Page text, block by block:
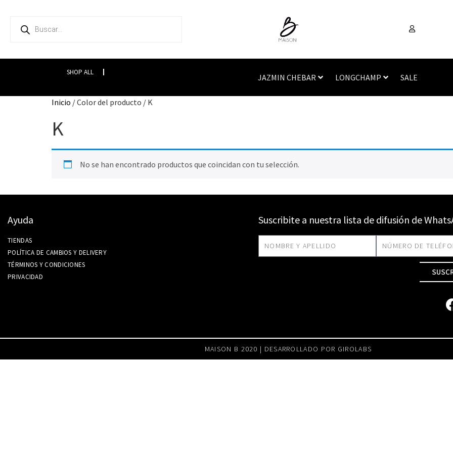
SHOP ALL
JAZMIN CHEBAR LONGCHAMP SALE
Inicio / Color del producto / K
K
No se han encontrado productos que coincidan con tu selección.
Ayuda
TIENDAS
POLÍTICA DE CAMBIOS Y DELIVERY
TÉRMINOS Y CONDICIONES
PRIVACIDAD
Suscribite a nuestra lista de difusión de
MAISON B 2020 | DESARROLLADO POR GIROLABS